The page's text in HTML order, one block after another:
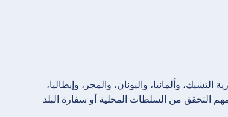
وألمانيا، واليونان، والمجر، وإيطاليا،
التحقق من السلطات المحلية أو سفارة البلد